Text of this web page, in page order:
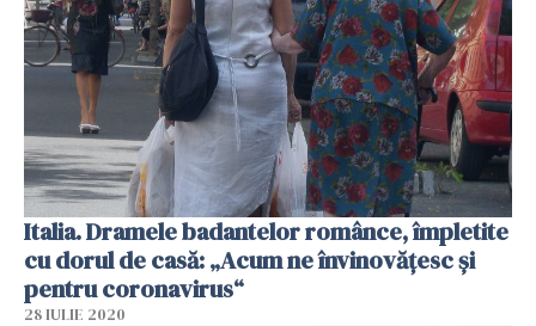
Italia. Dramele badantelor românce, împletite
cu dorul de casă: „Acum ne învinovățesc și
pentru coronavirus“
28 IULIE 2020